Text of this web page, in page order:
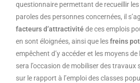
questionnaire permettant de recueillir les
paroles des personnes concernées, il
facteurs d’attractivité de ces emplois
en sont éloignées, ainsi que lesfreins
empêchent d’y accéder et les moyens de
sera l’occasion de mobiliser des
sur le rapport à l’emploi des classes